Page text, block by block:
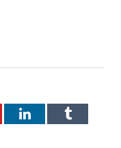
LinkedInTumblr